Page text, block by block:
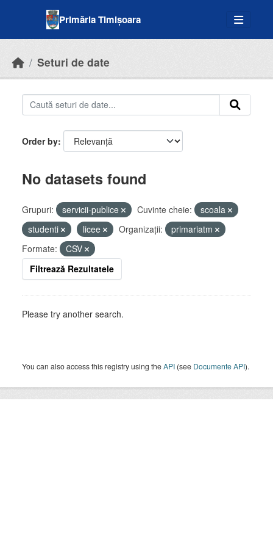
Primăria Timișoara
Seturi de date
Order by
No datasets found
Grupuri: servicii-publice Cuvinte cheie:
scoala
studenti
licee Organizații:
primariatm
Formate:
CSV
Filtrează Rezultatele
Please try another search.
You can also access this registry using theAPI (see Documente API).